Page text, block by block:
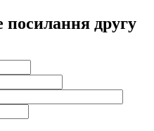
посилання другу